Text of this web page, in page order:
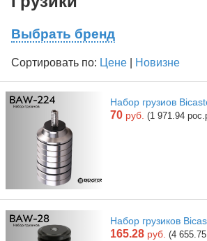
Выбрать бренд
Сортировать по: Цене Новизне
Набор грузиов
70 руб. (1 971.94
Набор грузиков
165.28 руб. (4